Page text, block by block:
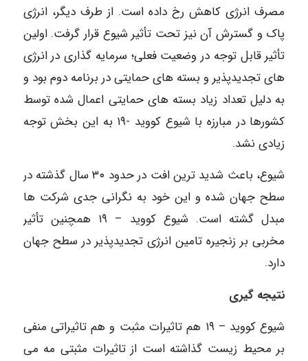
مصرف انرژی کاهش رخ داده است. از طرف دیگر، انرژی
پاک و گسترش آن نیز تحت تأثیر شیوع قرار گرفت. اولین
تأثیر قابل توجه در وضعیت فعلی؛ سرمایه گذاری در انرژی
های تجدیدپذیر و بسته های حمایتی در برنامه دوم بود و
به دلیل تعداد زیاد بسته های حمایتی اعمال شده توسط
کشورها در مبارزه با شیوع کووید -۱۹ به این بخش توجه
زیادی نشد.
شیوع، باعث شدید ترین افت در حدود ۳۰ سال گذشته در
سطح جهان شده و این خود به نگرانی جدی شرکت ها
مبدل گشته است. شیوع کووید – ۱۹ همچنین تأثیر
مخربی بر زنجیره تامین انرژی تجدیدپذیر در سطح جهان
دارد.
نتیجه گیری
شیوع کووید – ۱۹ هم تاثیرات مثبت و هم تاثیراتی منفی
بر محیط زیست گذاشته است از تاثیرات مثبتی مه می